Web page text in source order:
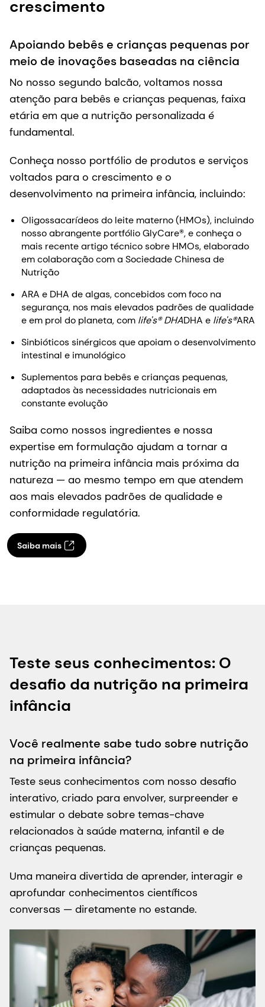
crescimento
Apoiando bebês e crianças pequenas por
meio de inovações baseadas na ciência
No nosso segundo balcão, voltamos nossa
atenção para bebês e crianças pequenas, faixa
fundamental.
Conheça nosso portfólio de produtos e serviços
voltados para o crescimento e o
desenvolvimento na primeira infância, incluindo:
Oligossacarídeos do leite materno (HMOs), incluindo
nosso abrangente portfólio GlyCare®, e conheça o
mais recente artigo técnico sobre HMOs, elaborado
em colaboração com a Sociedade Chinesa de
Nutrição
segurança, nos mais elevados padrões de qualidade
e em prol do planeta, com
Sinbióticos sinérgicos que apoiam o desenvolvimento
intestinal e imunológico
Suplementos para bebês e crianças pequenas,
adaptados às necessidades nutricionais em
Saiba como nossos ingredientes e nossa
expertise em formulação ajudam a tornar a
nutrição na primeira infância mais próxima da
natureza — ao mesmo tempo em que atendem
aos mais elevados padrões de qualidade e
conformidade regulatória.
Teste seus conhecimentos: O
infância
Você realmente sabe tudo sobre nutrição
na primeira infância?
Teste seus conhecimentos com nosso desafio
interativo, criado para envolver, surpreender e
estimular o debate sobre temas-chave
crianças pequenas.
Uma maneira divertida de aprender, interagir e
aprofundar conhecimentos científicos
conversas — diretamente no estande.